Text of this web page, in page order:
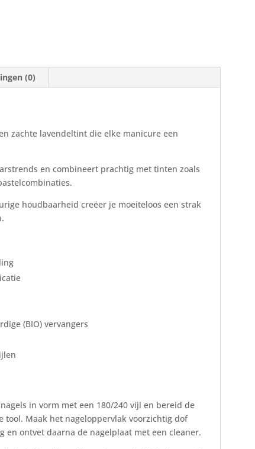
(0)
zachte lavendeltint die elke manicure een
en combineert prachtig met tinten zoals
houdbaarheid creëer je moeiteloos een strak
(BIO) vervangers
in vorm met een 180/240 vijl en bereid de
tool. Maak het nageloppervlak voorzichtig dof
en ontvet daarna de nagelplaat met een cleaner.